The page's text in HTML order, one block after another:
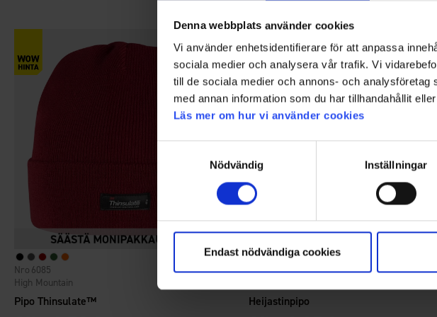
Denna webbplats använder cookies
Vi använder enhetsidentifierare för att anpassa
sociala medier och analysera vår trafik. Vi
till de sociala medier och annons- och
med annan information som du har tillhandahållit
Läs mer om hur vi använder cookies
Nödvändig
Inställningar
Endast nödvändiga cookies
Pipo Thinsulate™
High Mountain
6085 Arvio: 4.6 5:sta tähdestä
Heijastinpipo
1293 Arvio: